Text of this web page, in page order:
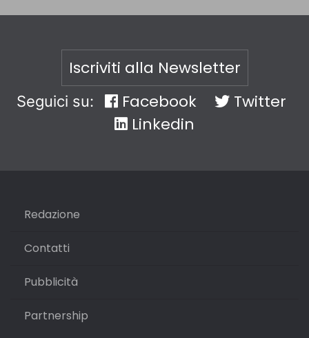
Iscriviti alla Newsletter
Seguici su: Facebook
Twitter
Linkedin
Redazione
Contatti
Pubblicità
Partnership